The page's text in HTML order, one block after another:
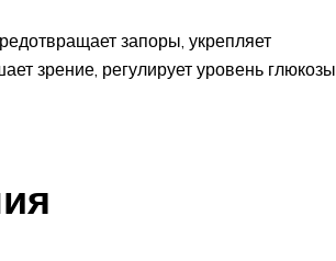
запоры, укрепляет
зрение, регулирует уровень глюкозы